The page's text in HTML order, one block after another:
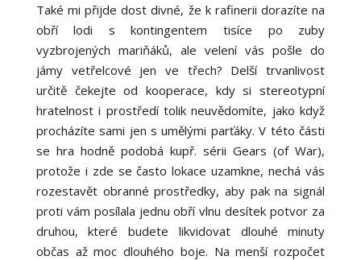
Také mi přijde dost divné, že k rafinerii dorazíte na
obří lodi s kontingentem tisíce po zuby
vyzbrojených mariňáků, ale velení vás pošle do
jámy vetřelcové jen ve třech? Delší trvanlivost
určitě čekejte od kooperace, kdy si stereotypní
hratelnost i prostředí tolik neuvědomíte, jako když
procházíte sami jen s umělými parťáky. V této části
se hra hodně podobá kupř. sérii Gears (of War),
protože i zde se často lokace uzamkne, nechá vás
rozestavět obranné prostředky, aby pak na signál
proti vám posílala jednu obří vlnu desítek potvor za
druhou, které budete likvidovat dlouhé minuty
občas až moc dlouhého boje. Na menší rozpočet